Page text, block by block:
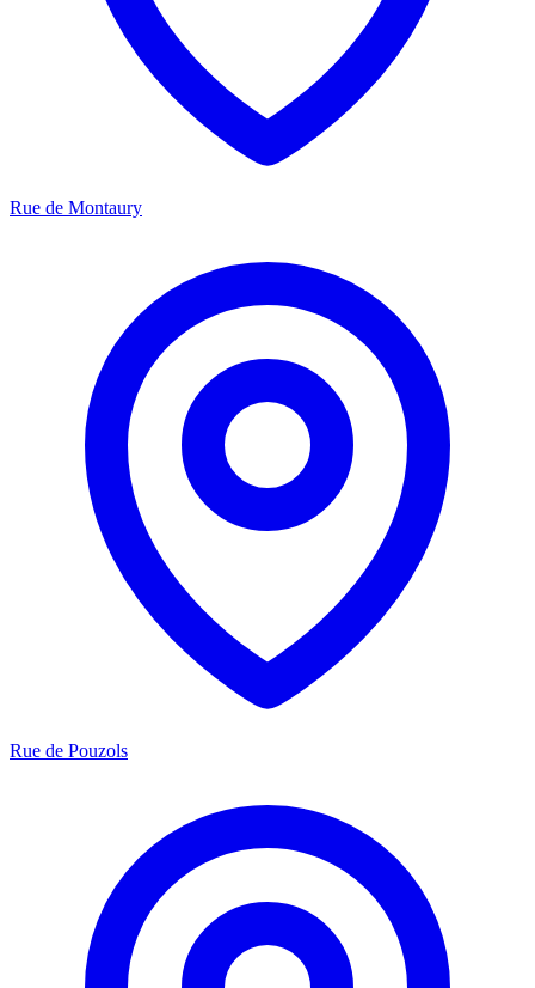
Rue de Montaury
Rue de Pouzols